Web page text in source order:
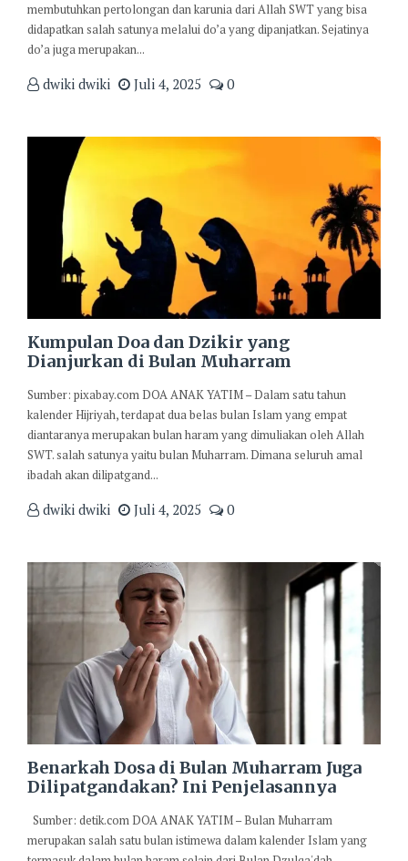
membutuhkan pertolongan dan karunia dari Allah SWT yang bisa
didapatkan salah satunya melalui do’a yang dipanjatkan. Sejatinya
do’a juga merupakan...
dwiki dwiki Juli 4, 2025 0
Kumpulan Doa dan Dzikir yang
Dianjurkan di Bulan Muharram
Sumber: pixabay.com DOA ANAK YATIM – Dalam satu tahun
kalender Hijriyah, terdapat dua belas bulan Islam yang empat
diantaranya merupakan bulan haram yang dimuliakan oleh Allah
SWT. salah satunya yaitu bulan Muharram. Dimana seluruh amal
ibadah akan dilipatgand...
dwiki dwiki Juli 4, 2025 0
Benarkah Dosa di Bulan Muharram Juga
Dilipatgandakan? Ini Penjelasannya
Sumber: detik.com DOA ANAK YATIM – Bulan Muharram
merupakan salah satu bulan istimewa dalam kalender Islam yang